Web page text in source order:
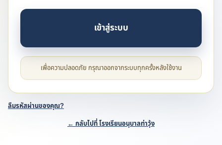
ลืมรหัสผ่านของคุณ?
← กลับไปที่ โรงเรียนอนุบาลท่าวุ้ง